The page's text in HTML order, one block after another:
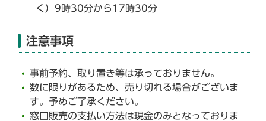
く）9時30分から17時30分
注意事項
事前予約、取り置き等は承っておりません。
数に限りがあるため、売り切れる場合がございま
す。予めご了承ください。
窓口販売の支払い方法は現金のみとなっておりま